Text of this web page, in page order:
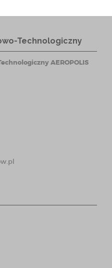
Technologiczny
AEROPOLIS